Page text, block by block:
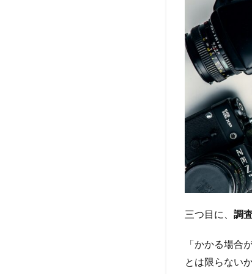
三つ目に、 調
「かかる場合
とは限らない